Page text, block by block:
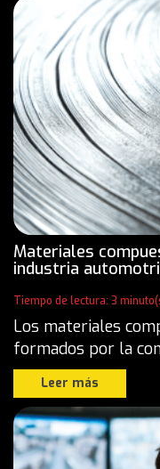
Materiales
industria
Tiempo de lectura: 3
Los materiales
formados por la
Leer más